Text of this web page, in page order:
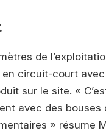
de
en circuit-court
sur le site. «
avec des bouses
» résume